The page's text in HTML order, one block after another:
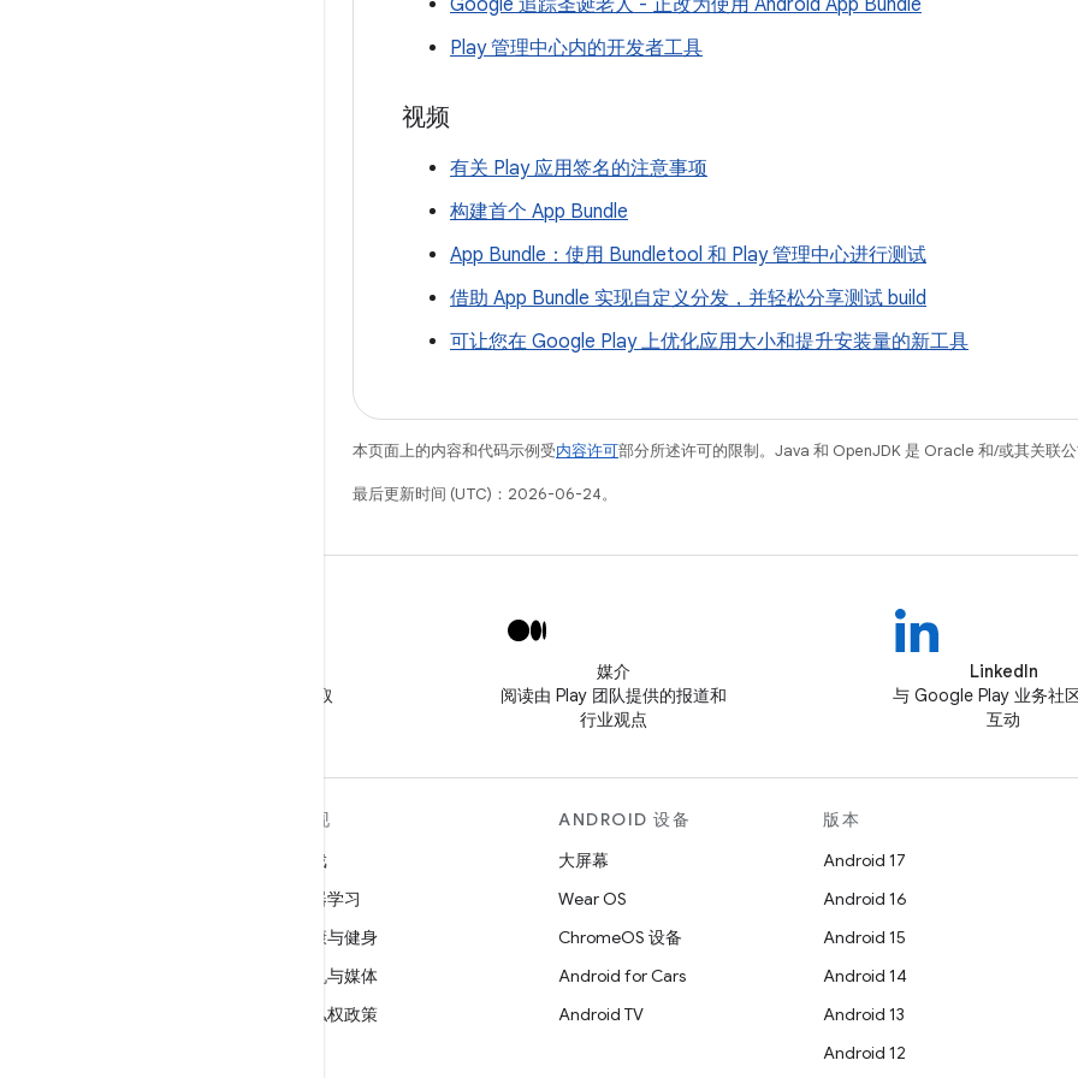
Google 追踪圣诞老人 - 正改为使用 Android App Bundle
Play 管理中心内的开发者工具
视频
有关 Play 应用签名的注意事项
构建首个 App Bundle
App Bundle：使用 Bundletool 和 Play 管理中心进行测试
借助 App Bundle 实现自定义分发，并轻松分享测试 build
可让您在 Google Play 上优化应用大小和提升安装量的新工具
本页面上的内容和代码示例受内容许可部分所述许可的限制。Java 和 OpenJDK 是 Oracle 和/或其关联公
最后更新时间 (UTC)：2026-06-24。
关注 @GooglePlayBiz，获取
媒介
阅读由 Play 团队提供的报道和
行业观点
LinkedIn
与 Google Play 业务社
互动
发现
游戏
机器学习
健康与健身
相机与媒体
隐私权政策
ANDROID 设备
大屏幕
Wear OS
ChromeOS 设备
Android for Cars
Android TV
版本
Android 17
Android 16
Android 15
Android 14
Android 13
Android 12